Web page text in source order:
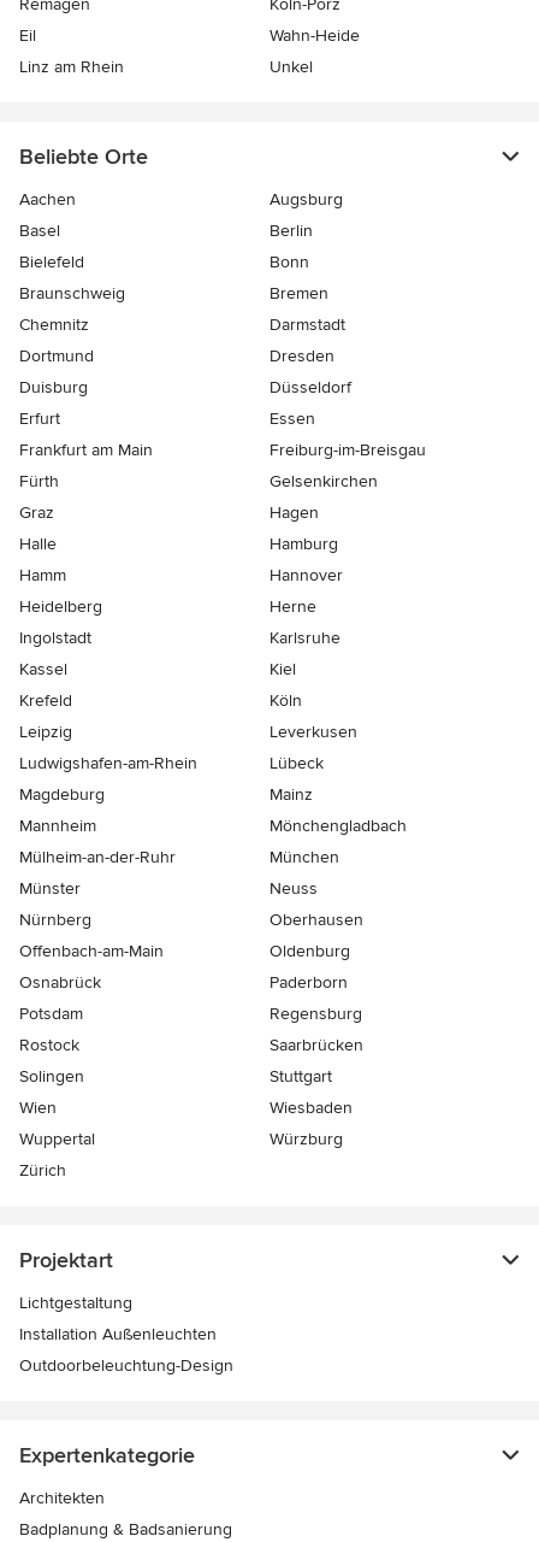
Remagen
Köln-Porz
Eil
Wahn-Heide
Linz am Rhein
Unkel
Beliebte Orte
Aachen
Augsburg
Basel
Berlin
Bielefeld
Bonn
Braunschweig
Bremen
Chemnitz
Darmstadt
Dortmund
Dresden
Duisburg
Düsseldorf
Erfurt
Essen
Frankfurt am Main
Freiburg-im-Breisgau
Fürth
Gelsenkirchen
Graz
Hagen
Halle
Hamburg
Hamm
Hannover
Heidelberg
Herne
Ingolstadt
Karlsruhe
Kassel
Kiel
Krefeld
Köln
Leipzig
Leverkusen
Ludwigshafen-am-Rhein
Lübeck
Magdeburg
Mainz
Mannheim
Mönchen­gladbach
Mülheim-an-der-Ruhr
München
Münster
Neuss
Nürnberg
Oberhausen
Offenbach-am-Main
Oldenburg
Osnabrück
Paderborn
Potsdam
Regensburg
Rostock
Saarbrücken
Solingen
Stuttgart
Wien
Wiesbaden
Wuppertal
Würzburg
Zürich
Projektart
Lichtgestaltung
Installation Außenleuchten
Outdoorbeleuchtung-Design
Expertenkategorie
Architekten
Badplanung & Badsanierung